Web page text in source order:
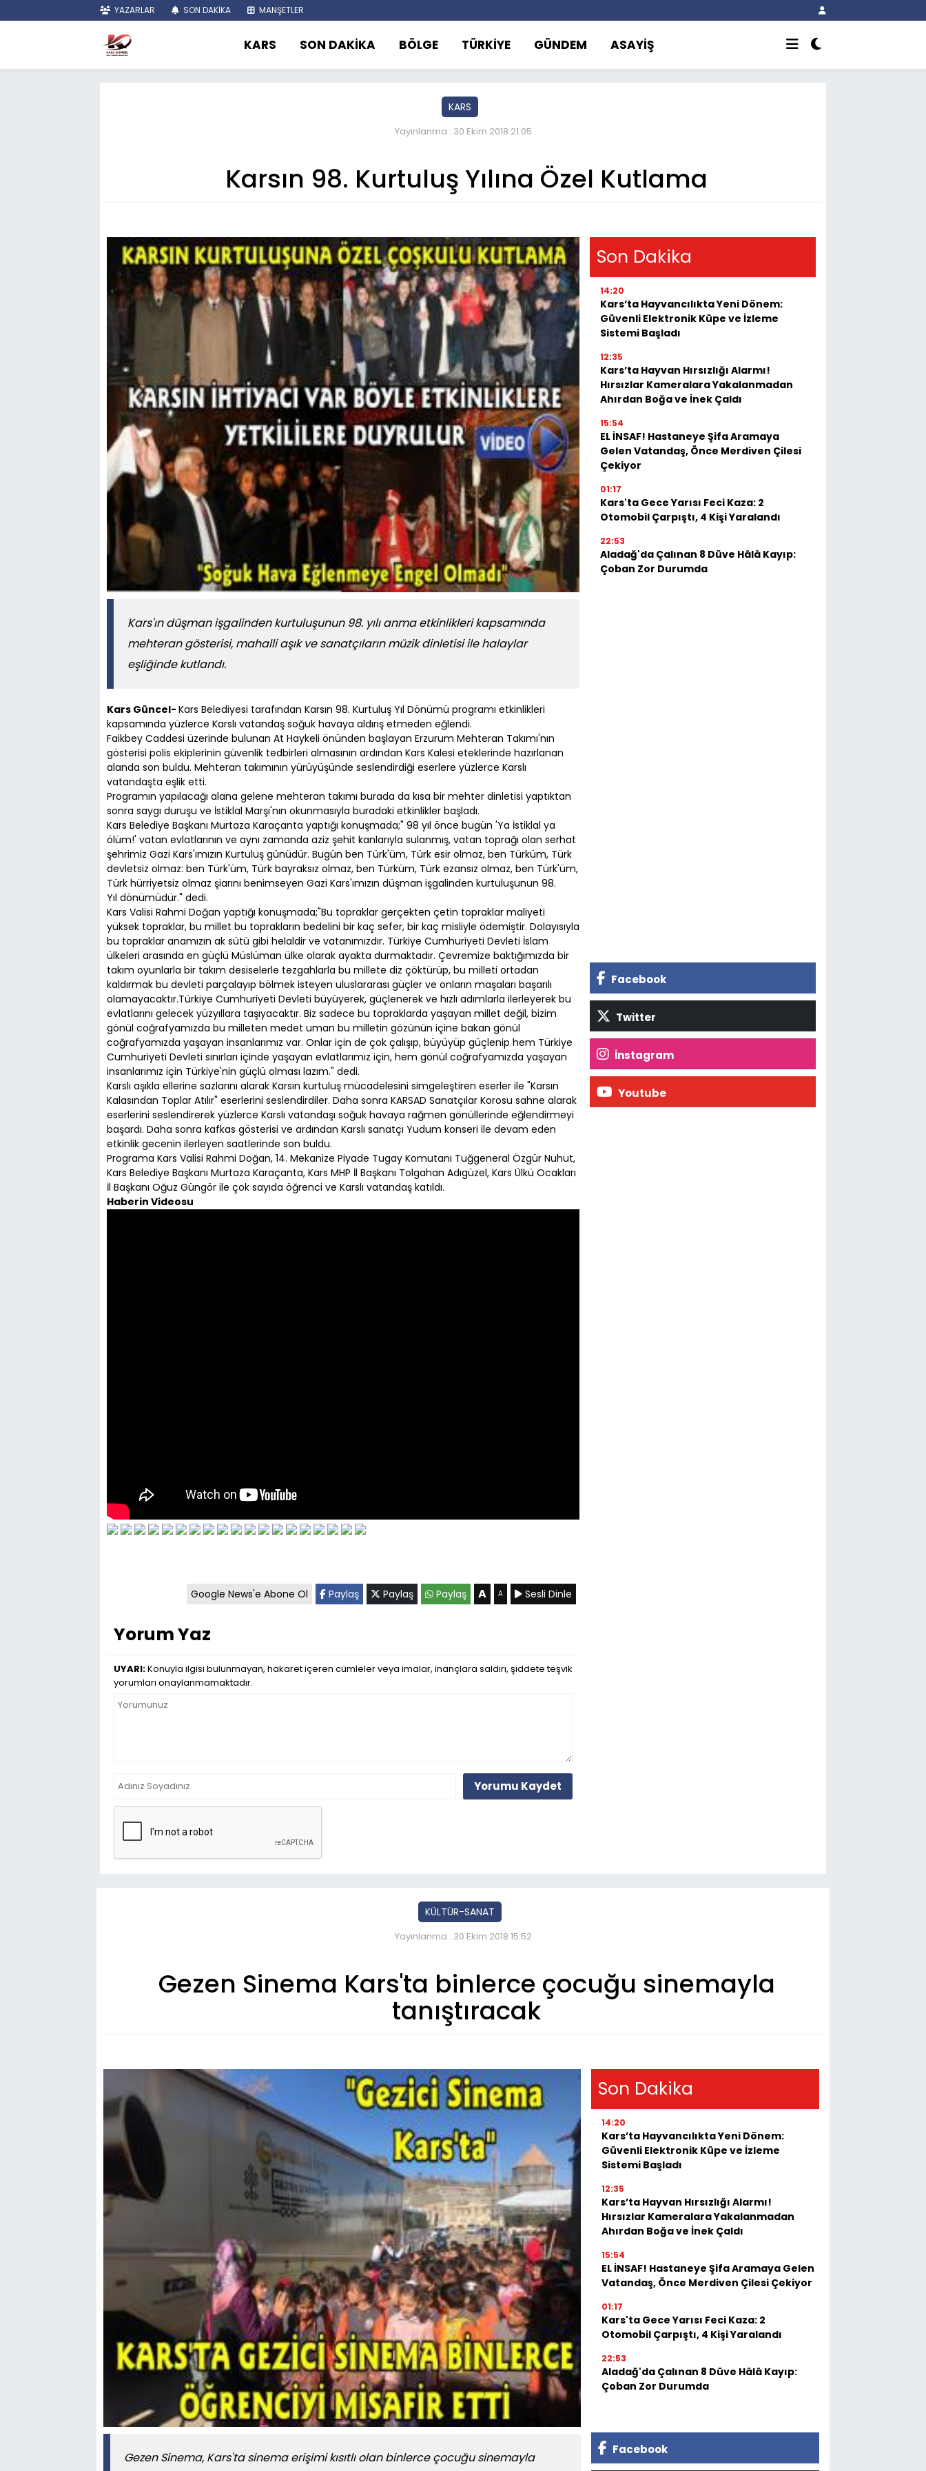
YAZARLAR SON DAKİKA MANŞETLER
KARS SON DAKİKA BÖLGE TÜRKİYE GÜNDEM ASAYİŞ
KARS
Yayınlanma : 30 Ekim 2018 21:05
Karsın 98. Kurtuluş Yılına Özel Kutlama
Kars'ın düşman işgalinden kurtuluşunun 98. yılı anma etkinlikleri kapsamında
mehteran gösterisi, mahalli aşık ve sanatçıların müzik dinletisi ile halaylar
eşliğinde kutlandı.
Kars Güncel- Kars Belediyesi tarafından Karsın 98. Kurtuluş Yıl Dönümü programı etkinlikleri
kapsamında yüzlerce Karslı vatandaş soğuk havaya aldırış etmeden eğlendi.
Faikbey Caddesi üzerinde bulunan At Haykeli önünden başlayan Erzurum Mehteran Takımı'nın
gösterisi polis ekiplerinin güvenlik tedbirleri almasının ardından Kars Kalesi eteklerinde hazırlanan
alanda son buldu. Mehteran takımının yürüyüşünde seslendirdiği eserlere yüzlerce Karslı
vatandaşta eşlik etti.
Programın yapılacağı alana gelene mehteran takımı burada da kısa bir mehter dinletisi yaptıktan
sonra saygı duruşu ve İstiklal Marşı'nın okunmasıyla buradaki etkinlikler başladı.
Kars Belediye Başkanı Murtaza Karaçanta yaptığı konuşmada;" 98 yıl önce bugün 'Ya İstiklal ya
ölüm!' vatan evlatlarının ve aynı zamanda aziz şehit kanlarıyla sulanmış, vatan toprağı olan serhat
şehrimiz Gazi Kars'ımızın Kurtuluş günüdür. Bugün ben Türk'üm, Türk esir olmaz, ben Türküm, Türk
devletsiz olmaz: ben Türk'üm, Türk bayraksız olmaz, ben Türküm, Türk ezansız olmaz, ben Türk'üm,
Türk hürriyetsiz olmaz şiarını benimseyen Gazi Kars'ımızın düşman işgalinden kurtuluşunun 98.
Yıl dönümüdür." dedi.
Kars Valisi Rahmi Doğan yaptığı konuşmada;"Bu topraklar gerçekten çetin topraklar maliyeti
yüksek topraklar, bu millet bu toprakların bedelini bir kaç sefer, bir kaç misliyle ödemiştir. Dolayısıyla
bu topraklar anamızın ak sütü gibi helaldir ve vatanımızdır. Türkiye Cumhuriyeti Devleti İslam
ülkeleri arasında en güçlü Müslüman ülke olarak ayakta durmaktadır. Çevremize baktığımızda bir
takım oyunlarla bir takım desiselerle tezgahlarla bu millete diz çöktürüp, bu milleti ortadan
kaldırmak bu devleti parçalayıp bölmek isteyen uluslararası güçler ve onların maşaları başarılı
olamayacaktır.Türkiye Cumhuriyeti Devleti büyüyerek, güçlenerek ve hızlı adımlarla ilerleyerek bu
evlatlarını gelecek yüzyıllara taşıyacaktır. Biz sadece bu topraklarda yaşayan millet değil, bizim
gönül coğrafyamızda bu milleten medet uman bu milletin gözünün içine bakan gönül
coğrafyamızda yaşayan insanlarımız var. Onlar için de çok çalışıp, büyüyüp güçlenip hem Türkiye
Cumhuriyeti Devleti sınırları içinde yaşayan evlatlarımız için, hem gönül coğrafyamızda yaşayan
insanlarımız için Türkiye'nin güçlü olması lazım." dedi.
Karslı aşıkla ellerine sazlarını alarak Karsın kurtuluş mücadelesini simgeleştiren eserler ile "Karsın
Kalasından Toplar Atılır" eserlerini seslendirdiler. Daha sonra KARSAD Sanatçılar Korosu sahne alarak
eserlerini seslendirerek yüzlerce Karslı vatandaşı soğuk havaya rağmen gönüllerinde eğlendirmeyi
başardı. Daha sonra kafkas gösterisi ve ardından Karslı sanatçı Yudum konseri ile devam eden
etkinlik gecenin ilerleyen saatlerinde son buldu.
Programa Kars Valisi Rahmi Doğan, 14. Mekanize Piyade Tugay Komutanı Tuğgeneral Özgür Nuhut,
Kars Belediye Başkanı Murtaza Karaçanta, Kars MHP İl Başkanı Tolgahan Adıgüzel, Kars Ülkü Ocakları
İl Başkanı Oğuz Güngör ile çok sayıda öğrenci ve Karslı vatandaş katıldı.
Haberin Videosu
Google News'e Abone Ol Paylaş Paylaş Paylaş A A Sesli Dinle
Yorum Yaz
UYARI:Konuyla ilgisi bulunmayan, hakaret içeren cümleler veya imalar, inançlara saldırı, şiddete teşvik
yorumları onaylanmamaktadır.
Yorumu Kaydet
Son Dakika
14:20
Kars’ta Hayvancılıkta Yeni Dönem:
Güvenli Elektronik Küpe ve İzleme
Sistemi Başladı
12:35
Kars’ta Hayvan Hırsızlığı Alarmı!
Hırsızlar Kameralara Yakalanmadan
Ahırdan Boğa ve İnek Çaldı
15:54
EL İNSAF! Hastaneye Şifa Aramaya
Gelen Vatandaş, Önce Merdiven Çilesi
Çekiyor
01:17
Kars'ta Gece Yarısı Feci Kaza: 2
Otomobil Çarpıştı, 4 Kişi Yaralandı
22:53
Aladağ'da Çalınan 8 Düve Hâlâ Kayıp:
Çoban Zor Durumda
Facebook
Twitter
İnstagram
Youtube
KÜLTÜR-SANAT
Yayınlanma : 30 Ekim 2018 15:52
Gezen Sinema Kars'ta binlerce çocuğu sinemayla
tanıştıracak
Gezen Sinema, Kars'ta sinema erişimi kısıtlı olan binlerce çocuğu sinemayla
Son Dakika
14:20
Kars’ta Hayvancılıkta Yeni Dönem:
Güvenli Elektronik Küpe ve İzleme
Sistemi Başladı
12:35
Kars’ta Hayvan Hırsızlığı Alarmı!
Hırsızlar Kameralara Yakalanmadan
Ahırdan Boğa ve İnek Çaldı
15:54
EL İNSAF! Hastaneye Şifa Aramaya Gelen
Vatandaş, Önce Merdiven Çilesi Çekiyor
01:17
Kars'ta Gece Yarısı Feci Kaza: 2
Otomobil Çarpıştı, 4 Kişi Yaralandı
22:53
Aladağ'da Çalınan 8 Düve Hâlâ Kayıp:
Çoban Zor Durumda
Facebook